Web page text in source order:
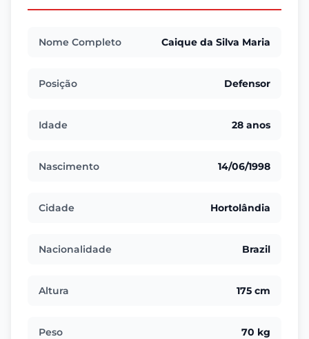
Nome Completo Caique da Silva Maria
Posição Defensor
Idade 28 anos
Nascimento 14/06/1998
Cidade Hortolândia
Nacionalidade Brazil
Altura 175 cm
Peso 70 kg